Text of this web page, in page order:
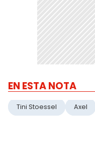
EN ESTA NOTA
Tini Stoessel Axel